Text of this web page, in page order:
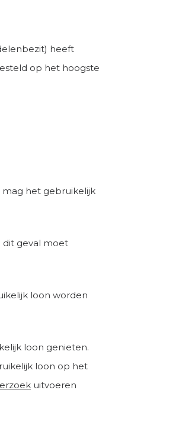
heeft
op het hoogste
mag het gebruikelijk
dit geval moet
loon worden
loon genieten.
loon op het
uitvoeren